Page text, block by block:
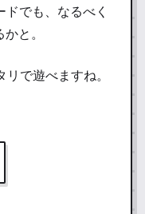
でも、なるべく
と。
で遊べますね。